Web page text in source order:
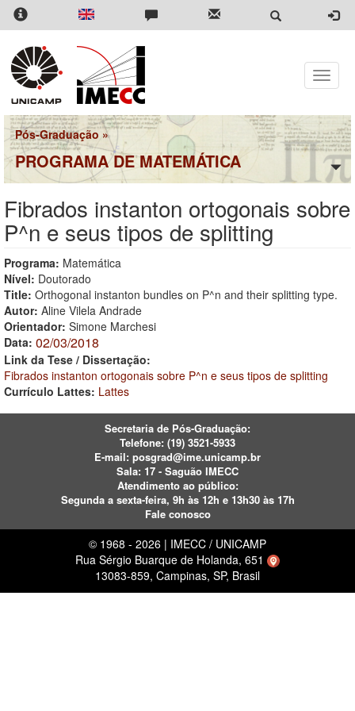
Pular
para
conteúdo
principal
Toggle
Pós-Graduação »
PROGRAMA DE MATEMÁTICA
Fibrados instanton ortogonais sobre
P^n e seus tipos de splitting
Programa: Matemática
Nível: Doutorado
Title: Orthogonal instanton bundles on P^n and their splitting type.
Autor: Aline Vilela Andrade
Orientador: Simone Marchesi
Data: 02/03/2018
Link da Tese / Dissertação:
Fibrados instanton ortogonais sobre P^n e seus tipos de splitting
Currículo Lattes: Lattes
Secretaria de Pós-Graduação:
Telefone: (19) 3521-5933
E-mail: posgrad@ime.unicamp.br
Sala: 17 - Saguão IMECC
Atendimento ao público:
Segunda a sexta-feira, 9h às 12h e 13h30 às 17h
Fale conosco
© 1968 - 2026 | IMECC / UNICAMP
Rua Sérgio Buarque de Holanda, 651
13083-859, Campinas, SP, Brasil